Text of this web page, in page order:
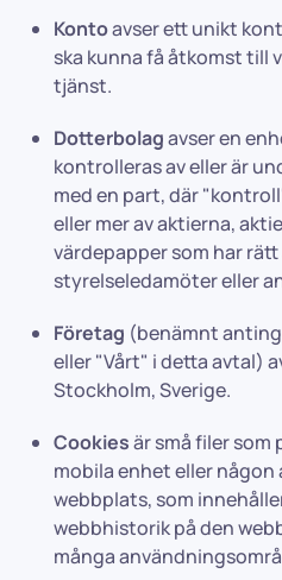
Kontoavser ett unikt
ska kunna få åtkomst till
tjänst.
Dotterbolagavser en
kontrolleras av eller är
med en part, där
eller mer av aktierna,
värdepapper som har
styrelseledamöter eller
Företag (benämnt
eller "Vårt" i detta avtal)
Stockholm, Sverige.
Cookiesär små filer som
mobila enhet eller någon
webbplats, som
webbhistorik på den
många